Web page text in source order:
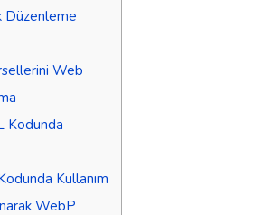
Düzenleme
Web
Kodunda
Kullanım
WebP